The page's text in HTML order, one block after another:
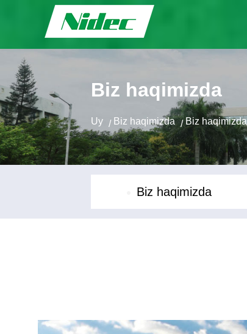
Biz haqimizda
Uy / Biz haqimizda /Biz haqimizda
Biz haqimizda